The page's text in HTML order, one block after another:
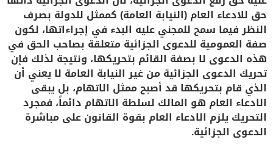
حق للادعاء العام (النيابة العامة) كممثل للدولة بصرف
النظر فيما سمح للمجني عليه البدء في إجراءاتها، لكون
صفة العمومية للدعوى الجزائية متعلقة بصاحب الحق في
هذه الدعوى لا بصفة القائم بتحريكها، ونتيجة لذلك فإن
تحريك الدعوى الجزائية من غير النيابة العامة لا يعني أن
الذي قام بتحريكها قد أصبح ممثل الاتهام، بل يبقى
الادعاء العام هو المالك لسلطة الاتهام دائماً، فمجرد
التحريك يلزم الادعاء العام بقوة القانون على مباشرة
الدعوى الجزائية.